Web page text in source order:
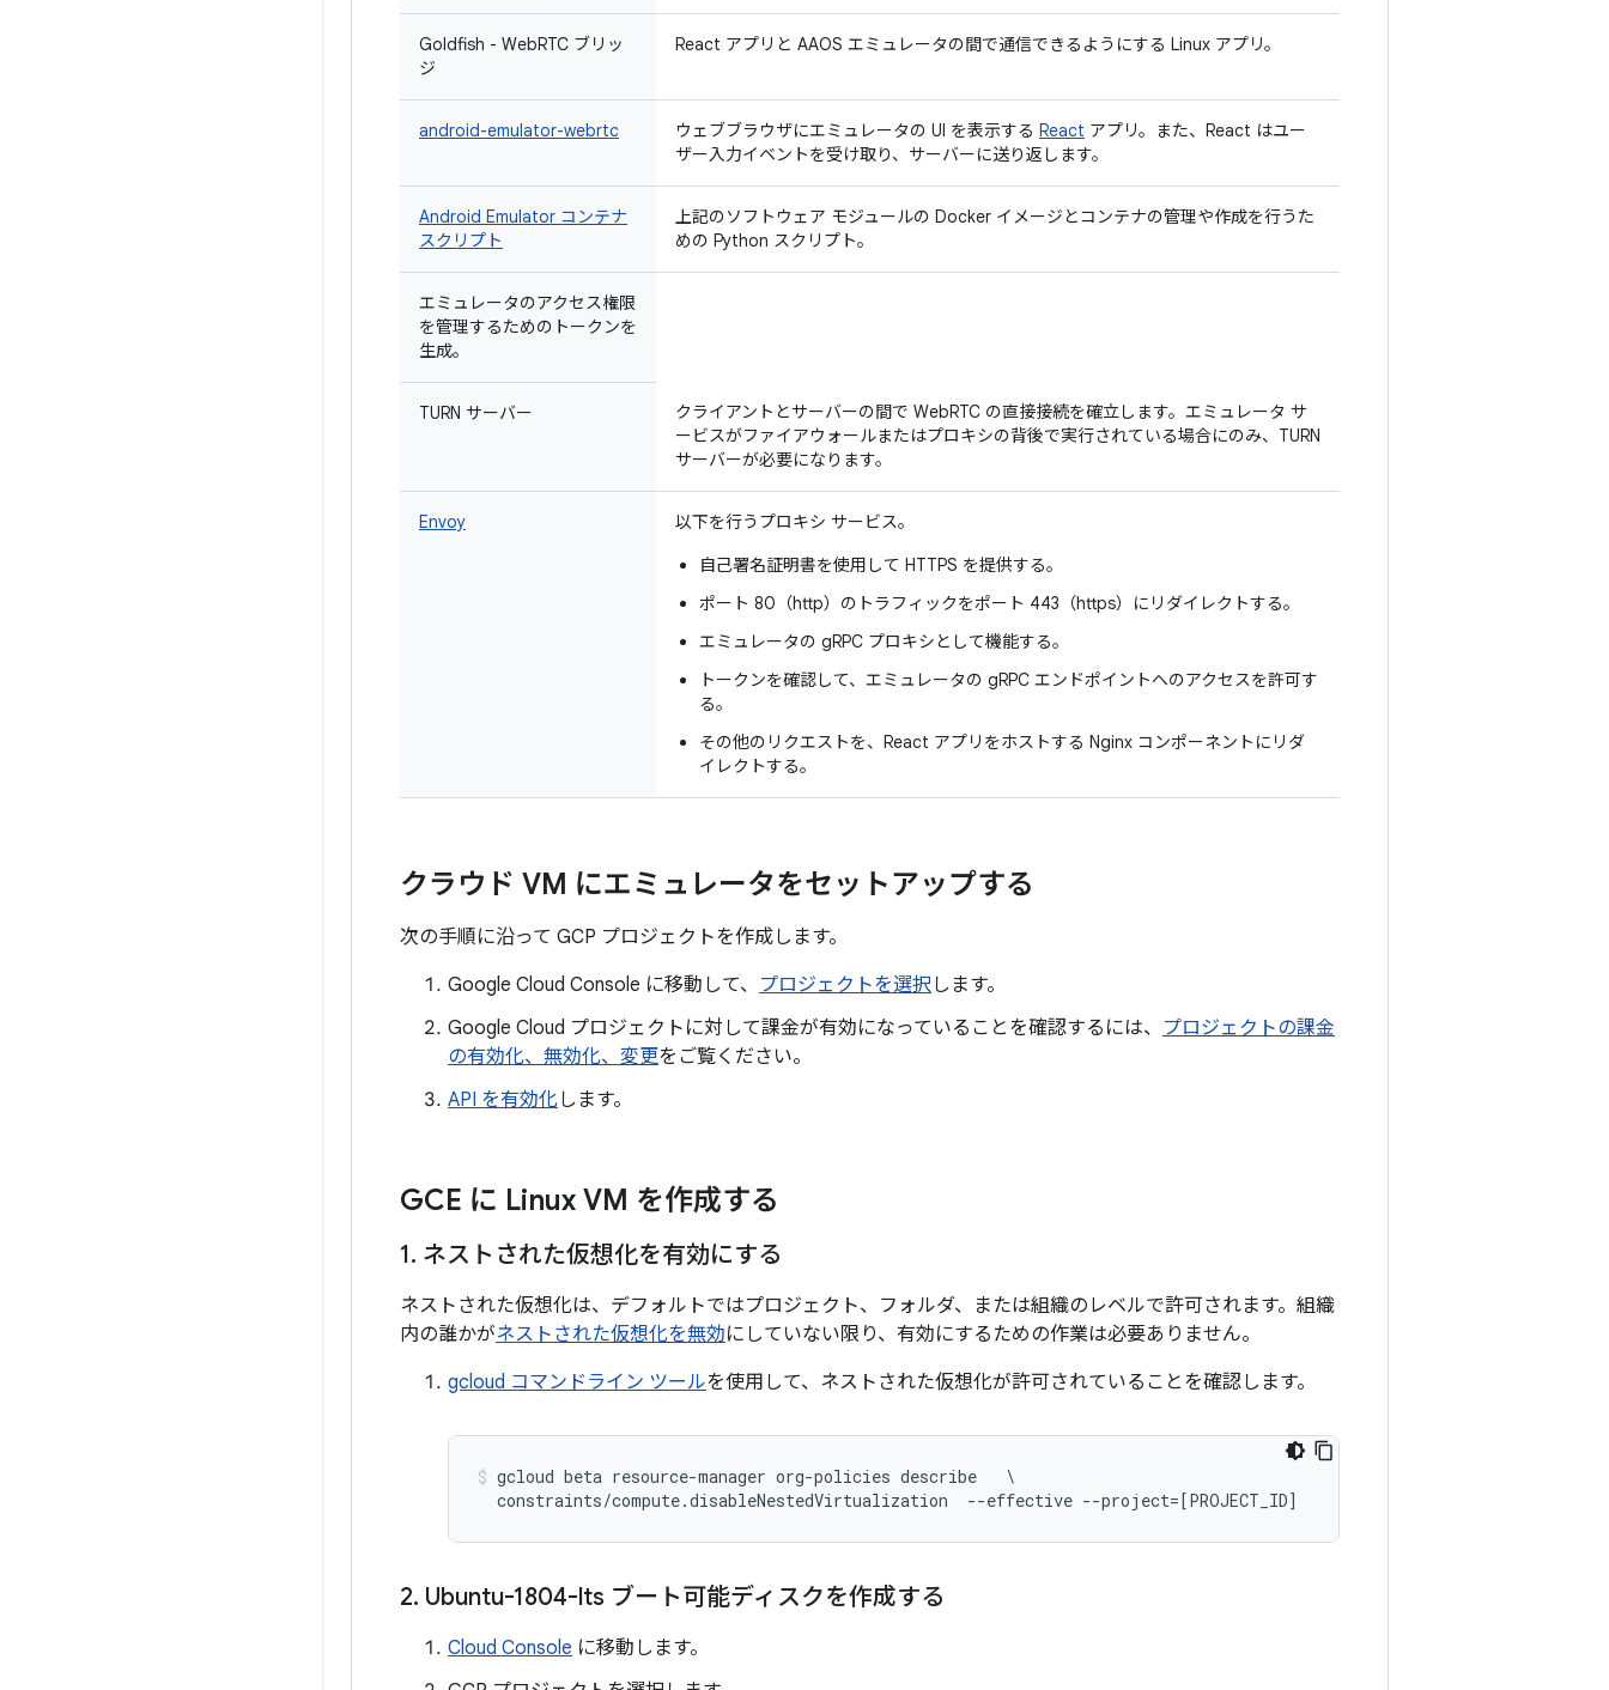
Goldfish - WebRTC ブリッ
ジ
React アプリと AAOS エミュレータの間で通信できるようにする Linux アプリ。
android-emulator-webrtc ウェブブラウザにエミュレータの UI を表示する React アプリ。また、React はユー
ザー入力イベントを受け取り、サーバーに送り返します。
Android Emulator コンテナ
スクリプト
上記のソフトウェア モジュールの Docker イメージとコンテナの管理や作成を行うた
めの Python スクリプト。
エミュレータのアクセス権限
を管理するためのトークンを
生成。
TURN サーバー
クライアントとサーバーの間で WebRTC の直接接続を確立します。エミュレータ サ
ービスがファイアウォールまたはプロキシの背後で実行されている場合にのみ、TURN
サーバーが必要になります。
Envoy
以下を行うプロキシ サービス。
自己署名証明書を使用して HTTPS を提供する。
ポート 80（http）のトラフィックをポート 443（https）にリダイレクトする。
エミュレータの gRPC プロキシとして機能する。
トークンを確認して、エミュレータの gRPC エンドポイントへのアクセスを許可す
る。
その他のリクエストを、React アプリをホストする Nginx コンポーネントにリダ
イレクトする。
クラウド VM にエミュレータをセットアップする
次の手順に沿って GCP プロジェクトを作成します。
Google Cloud Console に移動して、 プロジェクトを選択します。
Google Cloud プロジェクトに対して課金が有効になっていることを確認するには、 プロジェクトの課金
の有効化、無効化、変更をご覧ください。
API を有効化 します。
GCE に Linux VM を作成する
1. ネストされた仮想化を有効にする
ネストされた仮想化は、デフォルトではプロジェクト、フォルダ、または組織のレベルで許可されます。組織
内の誰かがネストされた仮想化を無効にしていない限り、有効にするための作業は必要ありません。
gcloud コマンドライン ツールを使用して、ネストされた仮想化が許可されていることを確認します。
gcloud beta resource-manager org-policies describe   \
2. Ubuntu-1804-lts ブート可能ディスクを作成する
Cloud Console に移動します。